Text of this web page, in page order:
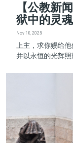
【公教新
狱中的灵
Nov 10, 2025
上主，求你赐给他
并以永恒的光辉照